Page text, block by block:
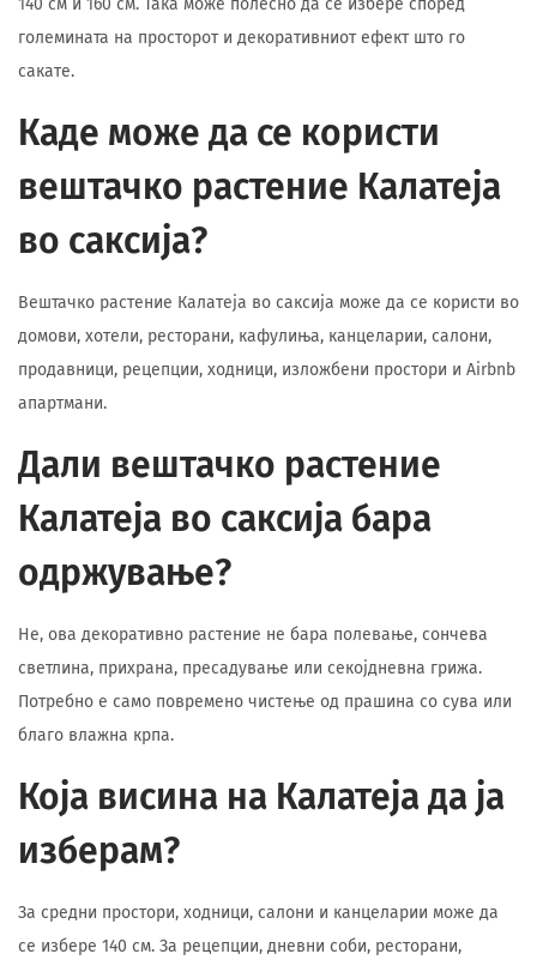
140 см и 160 см. Така може полесно да се избере според
големината на просторот и декоративниот ефект што го
сакате.
Каде може да се користи
вештачко растение Калатеја
во саксија?
Вештачко растение Калатеја во саксија може да се користи во
домови, хотели, ресторани, кафулиња, канцеларии, салони,
продавници, рецепции, ходници, изложбени простори и Airbnb
апартмани.
Дали вештачко растение
Калатеја во саксија бара
одржување?
Не, ова декоративно растение не бара полевање, сончева
светлина, прихрана, пресадување или секојдневна грижа.
Потребно е само повремено чистење од прашина со сува или
благо влажна крпа.
Која висина на Калатеја да ја
изберам?
За средни простори, ходници, салони и канцеларии може да
се избере 140 см. За рецепции, дневни соби, ресторани,